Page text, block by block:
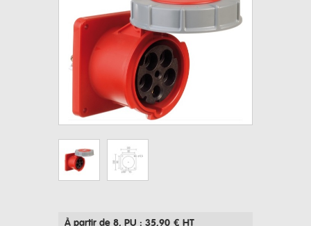
À partir de 8, PU : 35,90 € HT